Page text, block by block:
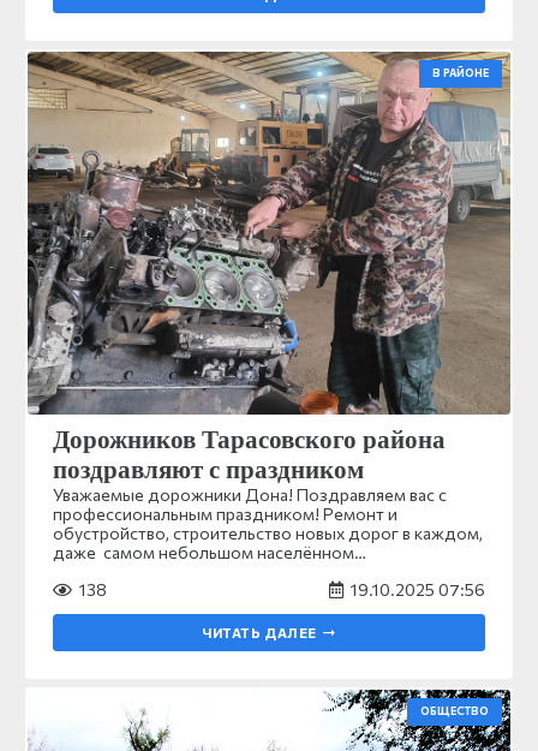
В РАЙОНЕ
Дорожников Тарасовского района
поздравляют с праздником
Уважаемые дорожники Дона! Поздравляем вас с
профессиональным праздником! Ремонт и
обустройство, строительство новых дорог в каждом,
даже самом небольшом населённом…
138
19.10.2025 07:56
ЧИТАТЬ ДАЛЕЕ
ОБЩЕСТВО